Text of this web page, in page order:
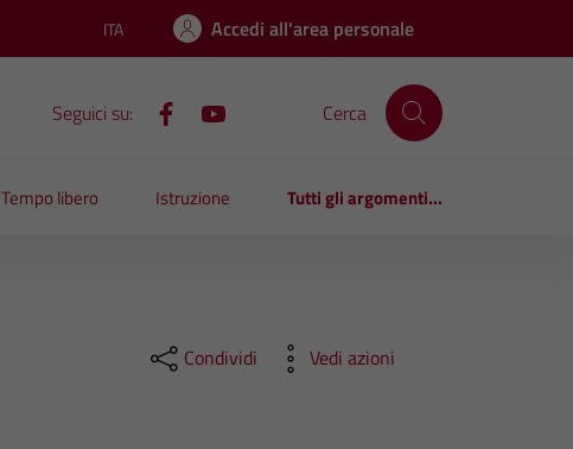
Lingua attiva:
ITA Accedi all'area personale
Seguici su: Cerca
Tempo libero Istruzione Tutti gli argomenti...
Condividi Vedi azioni